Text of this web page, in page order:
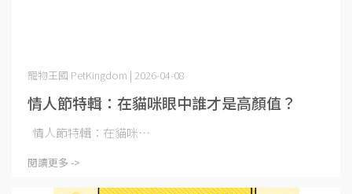
情人節特輯：在貓咪眼中誰才是高顏值？
寵物王國 PetKingdom | 2026-04-08
情人節特輯：在貓咪⋯
閱讀更多 ->